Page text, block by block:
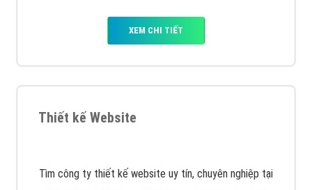
VietAds triển khai dịch vụ quảng cáo Banner Google
Display Network cho các khách hàng Doanh Nghiệp
muốn đặt Banner